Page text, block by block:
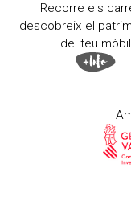
Recorre els
descobreix el
del teu mòbil